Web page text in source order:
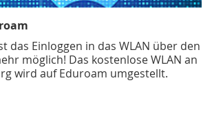
das Einloggen in das WLAN über den
möglich! Das kostenlose WLAN an
wird auf Eduroam umgestellt.